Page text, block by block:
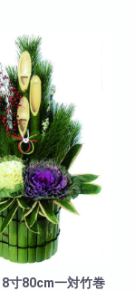
ク等はイメージとは
ございます。
寸80cm一対竹巻